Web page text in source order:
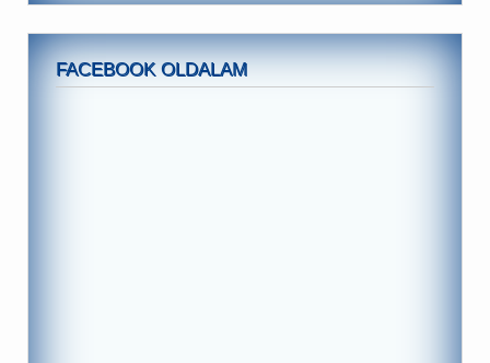
FACEBOOK OLDALAM